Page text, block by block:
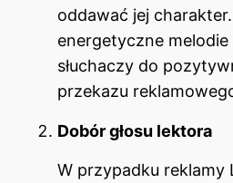
oddawać jej
energetyczne melodie
słuchaczy do
przekazu
Dobór głosu lektora
W przypadku reklamy